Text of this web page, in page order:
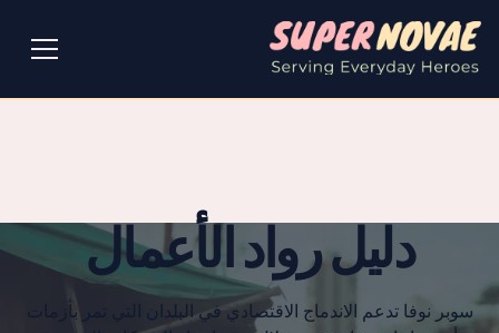
دليل رواد الأعمال
سوبر نوفا تدعم الاندماج الاقتصادي في البلدان التي تمر بأزمات